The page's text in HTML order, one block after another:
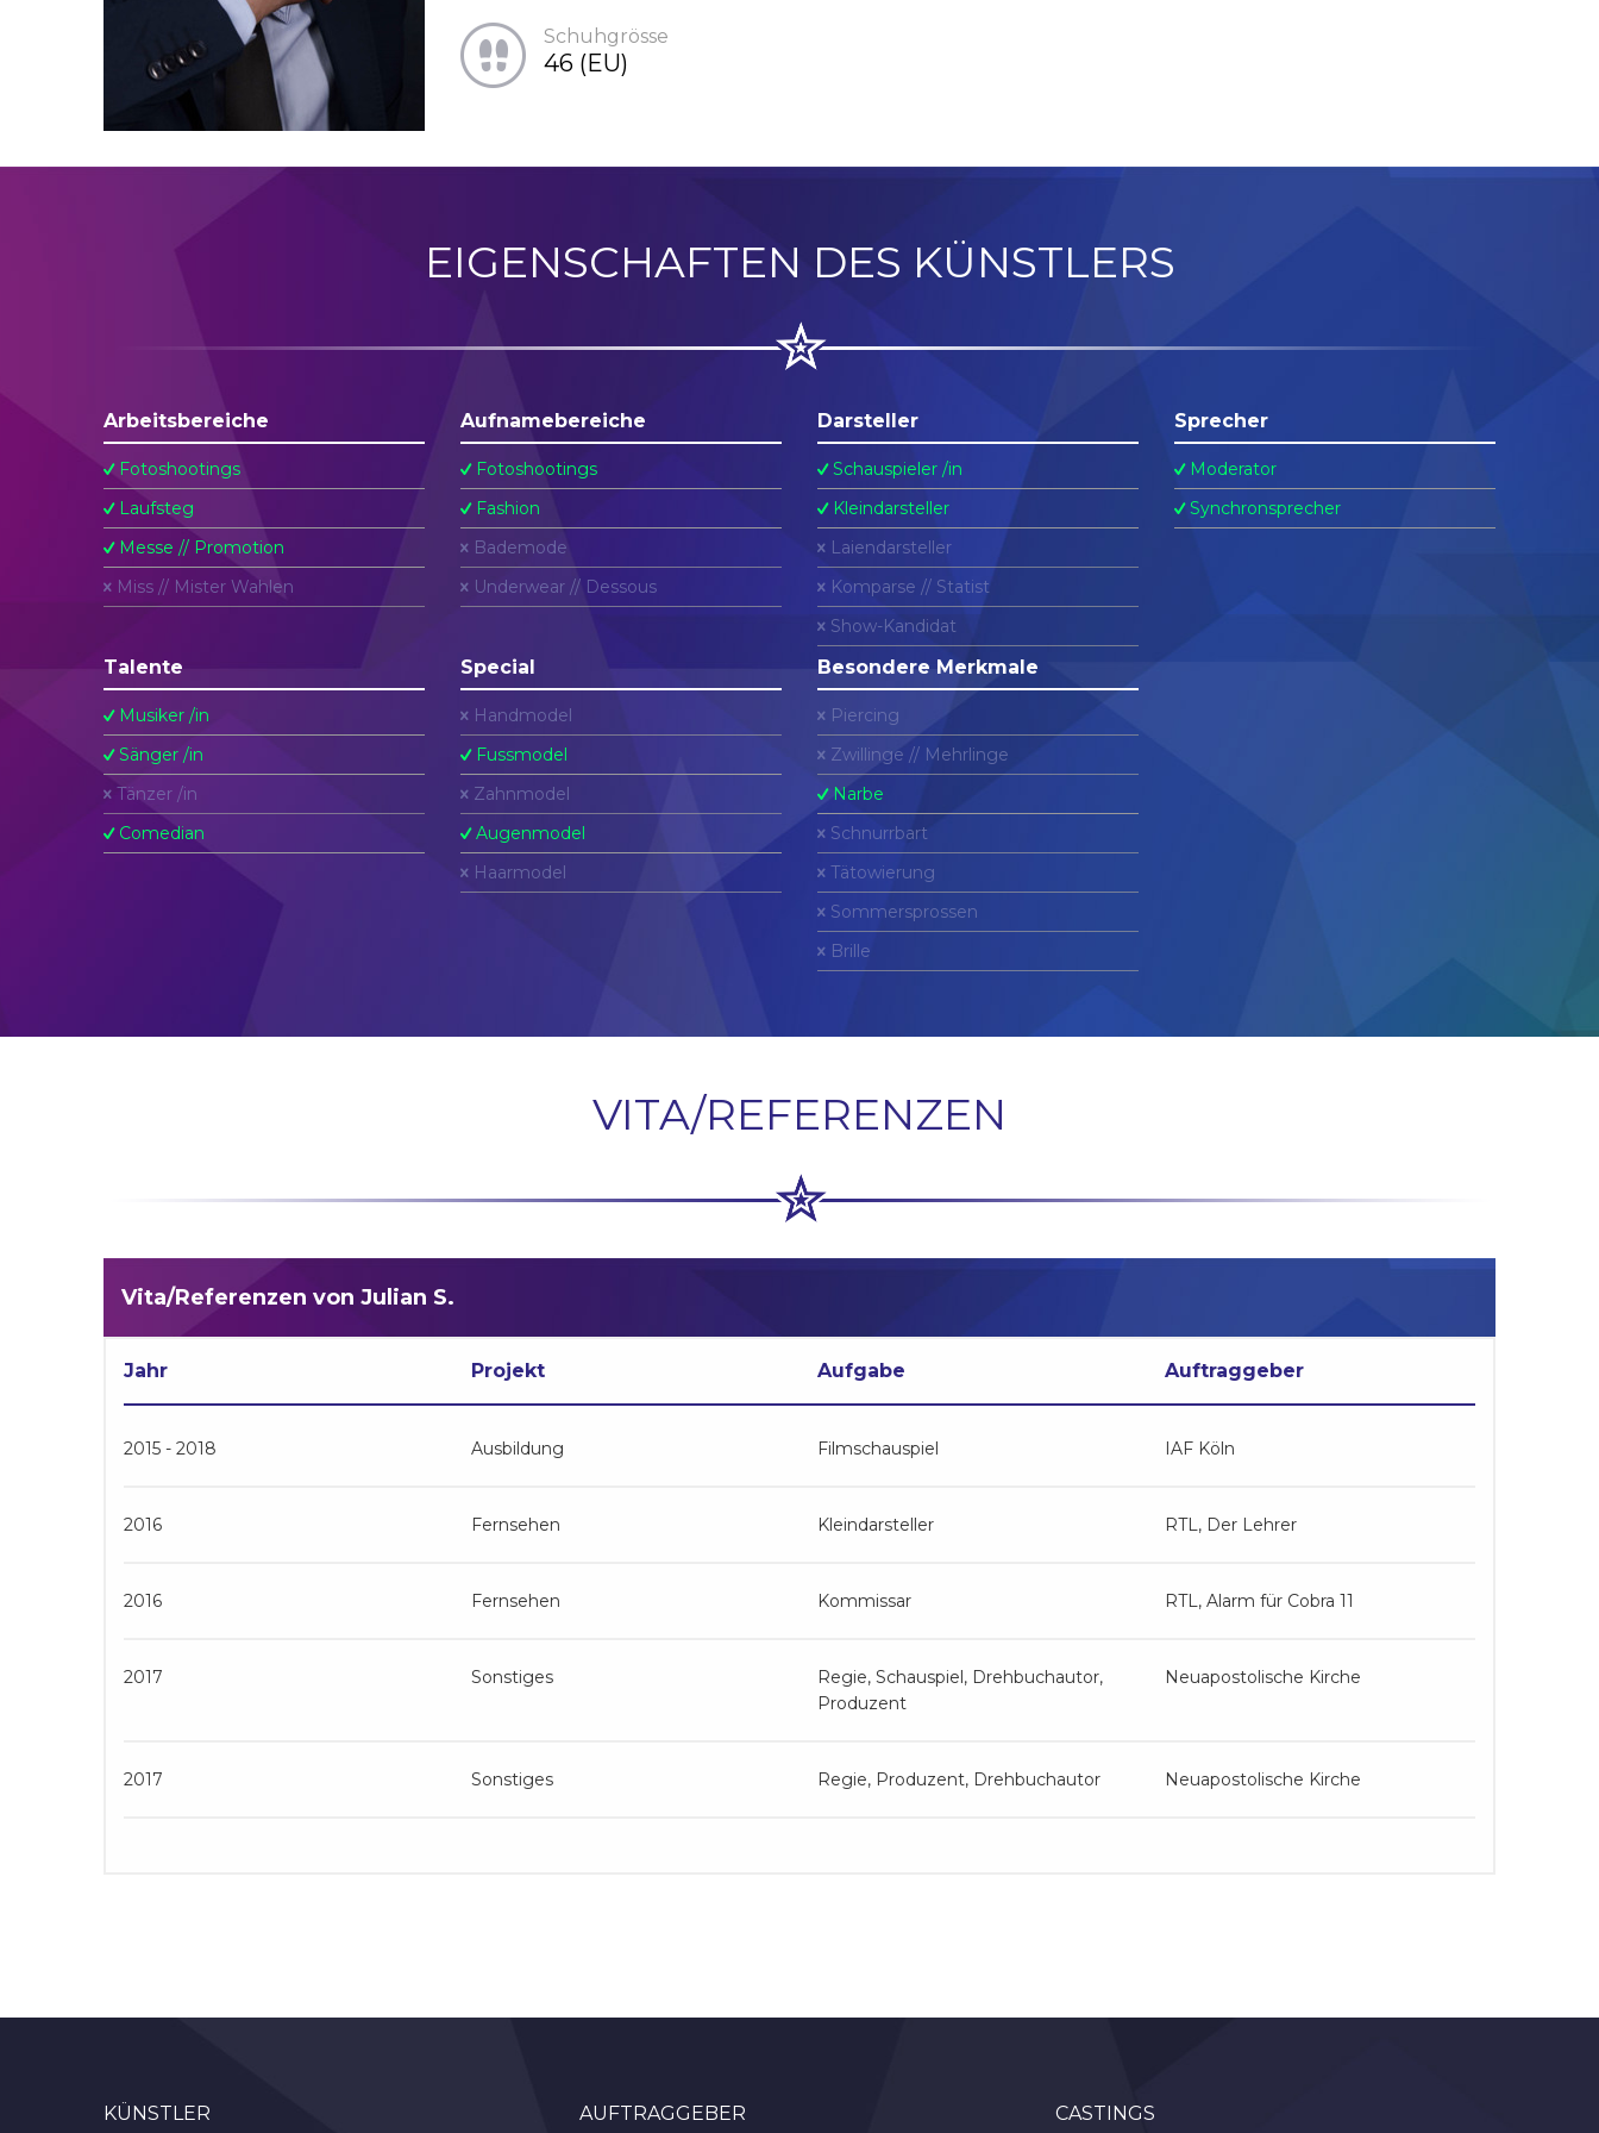
Schuhgrösse
46 (EU)
EIGENSCHAFTEN DES KÜNSTLERS
Arbeitsbereiche
Fotoshootings
Laufsteg
Messe // Promotion
Miss // Mister Wahlen
Aufnamebereiche
Fotoshootings
Fashion
Bademode
Underwear // Dessous
Darsteller
Schauspieler /in
Kleindarsteller
Laiendarsteller
Komparse // Statist
Show-Kandidat
Sprecher
Moderator
Synchronsprecher
Talente
Musiker /in
Sänger /in
Tänzer /in
Comedian
Special
Handmodel
Fussmodel
Zahnmodel
Augenmodel
Haarmodel
Besondere Merkmale
Piercing
Zwillinge // Mehrlinge
Narbe
Schnurrbart
Tätowierung
Sommersprossen
Brille
VITA/REFERENZEN
Vita/Referenzen von Julian S.
Jahr Projekt Aufgabe Auftraggeber
2015 - 2018 Ausbildung Filmschauspiel IAF Köln
2016 Fernsehen Kleindarsteller RTL, Der Lehrer
2016 Fernsehen Kommissar RTL, Alarm für Cobra 11
2017 Sonstiges
Regie, Schauspiel, Drehbuchautor,
Produzent
Neuapostolische Kirche
2017 Sonstiges Regie, Produzent, Drehbuchautor Neuapostolische Kirche
KÜNSTLER AUFTRAGGEBER CASTINGS